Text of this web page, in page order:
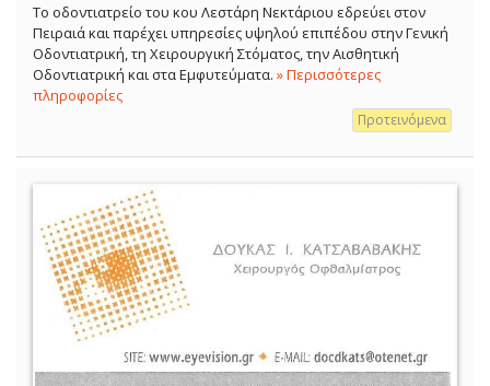
Το οδοντιατρείο του κου Λεστάρη Νεκτάριου εδρεύει στον
Πειραιά και παρέχει υπηρεσίες υψηλού επιπέδου στην Γενική
Οδοντιατρική, τη Χειρουργική Στόματος, την Αισθητική
Οδοντιατρική και στα Εμφυτεύματα. » Περισσότερες
πληροφορίες
Προτεινόμενα